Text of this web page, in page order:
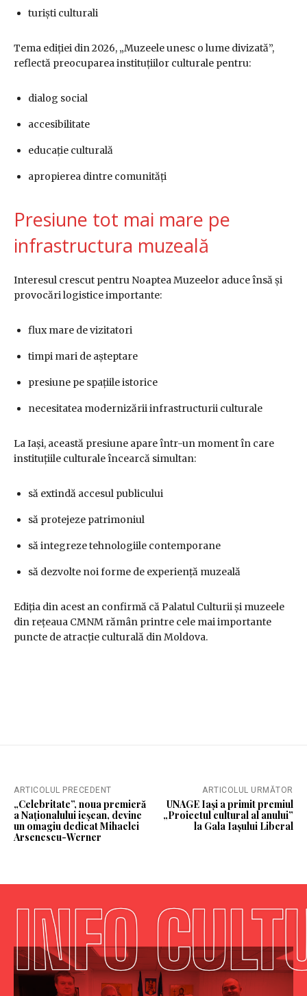
turiști culturali
Tema ediției din 2026, „Muzeele unesc o lume divizată”,
reflectă preocuparea instituțiilor culturale pentru:
dialog social
accesibilitate
educație culturală
apropierea dintre comunități
Presiune tot mai mare pe
infrastructura muzeală
Interesul crescut pentru Noaptea Muzeelor aduce însă și
provocări logistice importante:
flux mare de vizitatori
timpi mari de așteptare
presiune pe spațiile istorice
necesitatea modernizării infrastructurii culturale
La Iași, această presiune apare într-un moment în care
instituțiile culturale încearcă simultan:
să extindă accesul publicului
să protejeze patrimoniul
să integreze tehnologiile contemporane
să dezvolte noi forme de experiență muzeală
Ediția din acest an confirmă că Palatul Culturii și muzeele
din rețeaua CMNM rămân printre cele mai importante
puncte de atracție culturală din Moldova.
ARTICOLUL PRECEDENT
„Celebritate”, noua premieră
a Naționalului ieșean, devine
un omagiu dedicat Mihaelei
Arsenescu-Werner
ARTICOLUL URMĂTOR
UNAGE Iași a primit premiul
„Proiectul cultural al anului”
la Gala Iașului Liberal